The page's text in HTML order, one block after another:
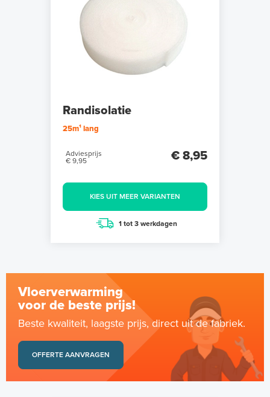
Randisolatie
25m¹ lang
Adviesprijs
€ 9,95
€ 8,95
KIES UIT MEER VARIANTEN
1 tot 3 werkdagen
Vloerverwarming
voor de beste prijs!
Beste kwaliteit, laagste prijs, direct uit de fabriek.
OFFERTE AANVRAGEN